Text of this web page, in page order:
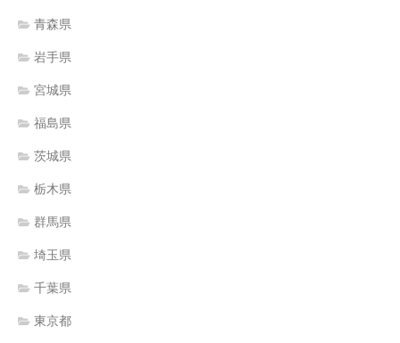
青森県
岩手県
宮城県
福島県
茨城県
栃木県
群馬県
埼玉県
千葉県
東京都